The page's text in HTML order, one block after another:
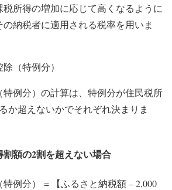
所得の増加に応じて高くなるように
納税者に適用される税率を用いま
（特例分）
例分）の計算は、特例分が住民税所
か超えないかでそれぞれ決まりま
額の2割を超えない場合
例分） = 【ふるさと納税額 – 2,000